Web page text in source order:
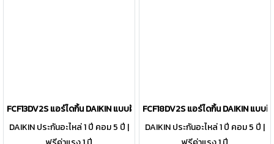
FCF13DV2S แอร์ไดกิ้น DAIKIN แบบฝังฝ้าเพดาน รุ่น SkyAir Round Flow
DAIKIN ประกันอะไหล่ 1 ปี คอม 5 ปี |
FCF18DV2S แอร์ไดกิ้น DAIKIN แบ
DAIKIN ประกันอะไหล่ 1 ปี คอม 5 ปี |